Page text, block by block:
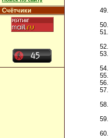
Счётчики